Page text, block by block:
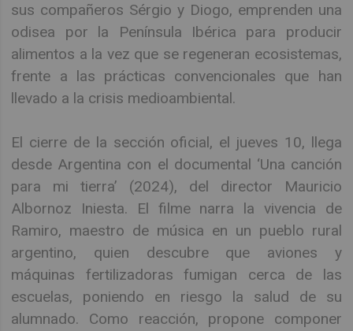
sus compañeros Sérgio y Diogo, emprenden una
odisea por la Península Ibérica para producir
alimentos a la vez que se regeneran ecosistemas,
frente a las prácticas convencionales que han
llevado a la crisis medioambiental.
El cierre de la sección oficial, el jueves 10, llega
desde Argentina con el documental ‘Una canción
para mi tierra’ (2024), del director Mauricio
Albornoz Iniesta. El filme narra la vivencia de
Ramiro, maestro de música en un pueblo rural
argentino, quien descubre que aviones y
máquinas fertilizadoras fumigan cerca de las
escuelas, poniendo en riesgo la salud de su
alumnado. Como reacción, propone componer